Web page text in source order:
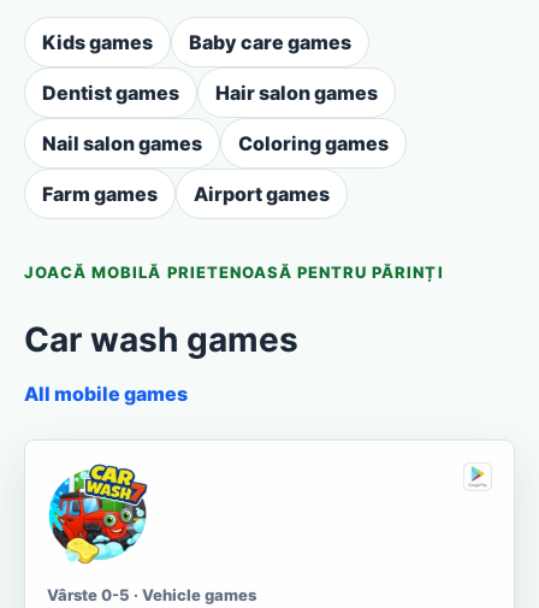
Kids games Baby care games
Dentist games Hair salon games
Nail salon games Coloring games
Farm games Airport games
JOACĂ MOBILĂ PRIETENOASĂ PENTRU PĂRINȚI
Car wash games
All mobile games
Vârste 0-5 · Vehicle games